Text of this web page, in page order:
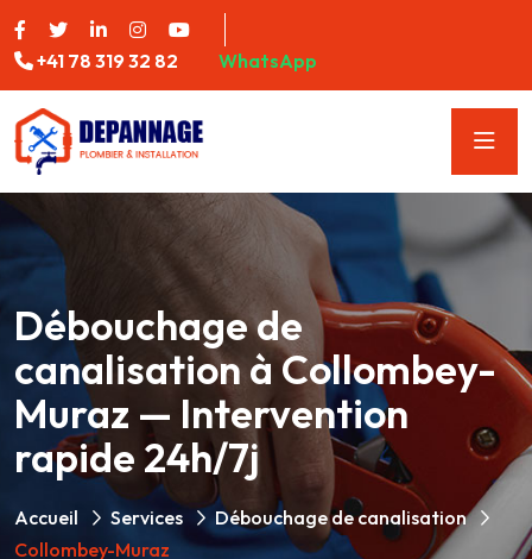
+41 78 319 32 82 WhatsApp
Débouchage de
canalisation à Collombey-
Muraz — Intervention
rapide 24h/7j
Accueil Services
Débouchage de canalisation
Collombey-Muraz